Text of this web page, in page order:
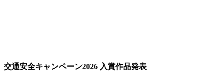
交通安全キャンペーン2026 入賞作品発表